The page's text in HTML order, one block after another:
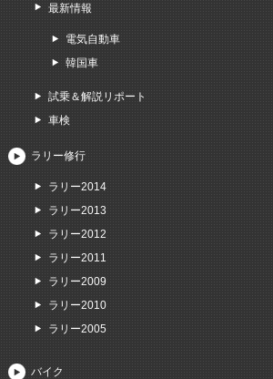
最新情報
電気自動車
韓国車
試乗＆解説リポート
車検
ラリー修行
ラリー2014
ラリー2013
ラリー2012
ラリー2011
ラリー2009
ラリー2010
ラリー2005
バイク